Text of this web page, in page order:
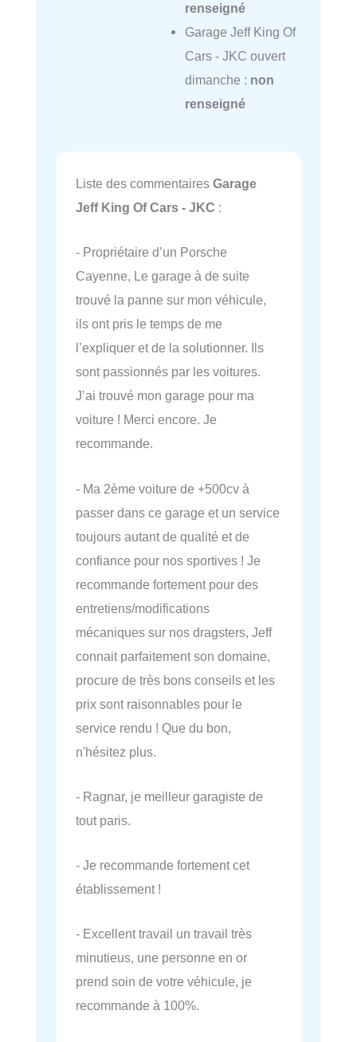
renseigné
Garage Jeff King Of
Cars - JKC ouvert
dimanche : non
renseigné
Liste des commentaires Garage
Jeff King Of Cars - JKC :
- Propriétaire d’un Porsche
Cayenne, Le garage à de suite
trouvé la panne sur mon véhicule,
ils ont pris le temps de me
l’expliquer et de la solutionner. Ils
sont passionnés par les voitures.
J’ai trouvé mon garage pour ma
voiture ! Merci encore. Je
recommande.
- Ma 2ème voiture de +500cv à
passer dans ce garage et un service
toujours autant de qualité et de
confiance pour nos sportives ! Je
recommande fortement pour des
entretiens/modifications
mécaniques sur nos dragsters, Jeff
connait parfaitement son domaine,
procure de très bons conseils et les
prix sont raisonnables pour le
service rendu ! Que du bon,
n'hésitez plus.
- Ragnar, je meilleur garagiste de
tout paris.
- Je recommande fortement cet
établissement !
- Excellent travail un travail très
minutieus, une personne en or
prend soin de votre véhicule, je
recommande à 100%.